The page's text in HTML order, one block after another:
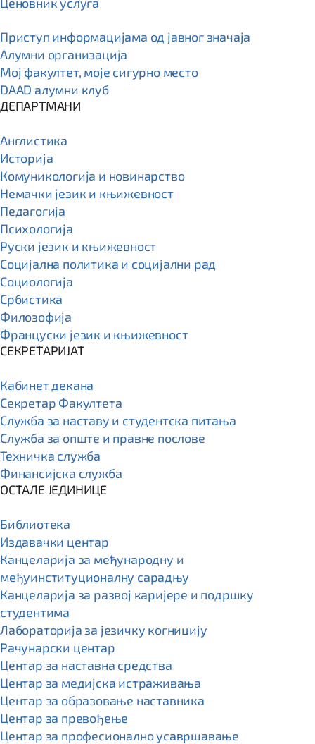
Приступ информацијама од јавног значаја
Алумни организација
Мој факултет, моје сигурно место
DAAD алумни клуб
ДЕПАРТМАНИ
Англистика
Историја
Комуникологија и новинарство
Немачки језик и књижевност
Педагогија
Психологија
Руски језик и књижевност
Социјална политика и социјални рад
Социологија
Србистика
Филозофија
Француски језик и књижевност
СЕКРЕТАРИЈАТ
Кабинет декана
Секретар Факултета
Служба за наставу и студентска питања
Служба за опште и правне послове
Техничка служба
Финансијска служба
ОСТАЛЕ ЈЕДИНИЦЕ
Библиотека
Издавачки центар
Канцеларија за међународну и
међуинституционалну сарадњу
Канцеларија за развој каријере и подршку
студентима
Лабораторија за језичку когницију
Рачунарски центар
Центар за наставна средства
Центар за медијска истраживања
Центар за образовање наставника
Центар за превођење
Центар за професионално усавршавање